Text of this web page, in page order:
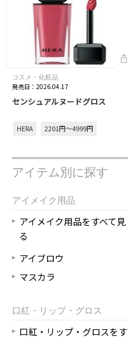
コスメ・化粧品
発売日：2026.04.17
センシュアルヌードグロス
HERA 2201円～4999円
アイテム別に探す
アイメイク用品
アイメイク用品をすべて見
る
アイブロウ
マスカラ
口紅・リップ・グロス
口紅・リップ・グロスをす